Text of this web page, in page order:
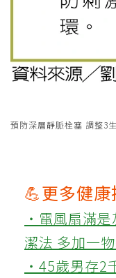
預防深層靜脈栓塞 調整3
💪更多健康
‧電風扇滿
潔法 多加一
‧45歲男存2